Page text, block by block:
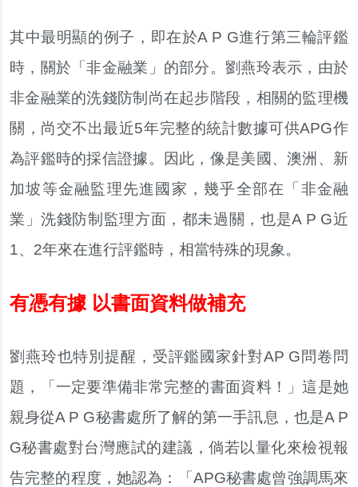
其中最明顯的例子，即在於A P G進行第三輪評鑑
時，關於「非金融業」的部分。劉燕玲表示，由於
非金融業的洗錢防制尚在起步階段，相關的監理機
關，尚交不出最近5年完整的統計數據可供APG作
為評鑑時的採信證據。因此，像是美國、澳洲、新
加坡等金融監理先進國家，幾乎全部在「非金融
業」洗錢防制監理方面，都未過關，也是A P G近
1、2年來在進行評鑑時，相當特殊的現象。
有憑有據 以書面資料做補充
劉燕玲也特別提醒，受評鑑國家針對AP G問卷問
題，「一定要準備非常完整的書面資料！」這是她
親身從A P G秘書處所了解的第一手訊息，也是A P
G秘書處對台灣應試的建議，倘若以量化來檢視報
告完整的程度，她認為：「APG秘書處曾強調馬來